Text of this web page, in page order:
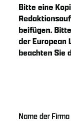
Bitte eine
beifügen.
der European
beachten Sie
Name der Firma